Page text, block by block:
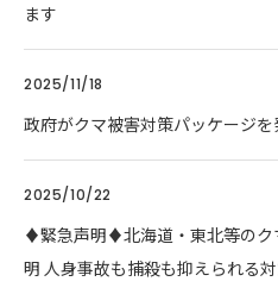
ます
2025/11/18
政府がクマ被害対策パッケージを
2025/10/22
♦️緊急声明♦️北海道・東北等のク
明 人身事故も捕殺も抑えられる